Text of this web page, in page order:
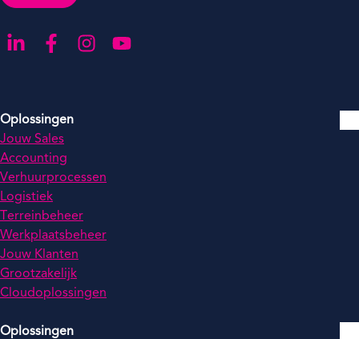
Ga naar onze LinkedIn-pagina
Ga naar onze Facebook-pagina
Ga naar onze Instagram-pagina
Ga naar onze YouTube-pagina
Oplossingen
Jouw Sales
Accounting
Verhuurprocessen
Logistiek
Terreinbeheer
Werkplaatsbeheer
Jouw Klanten
Grootzakelijk
Cloudoplossingen
Oplossingen